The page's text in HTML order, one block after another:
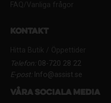
FAQ/Vanliga frågor
Kontakt
Hitta Butik / Öppettider
Telefon:08-720 28 22
E-post:Info@assist.se
Våra sociala media